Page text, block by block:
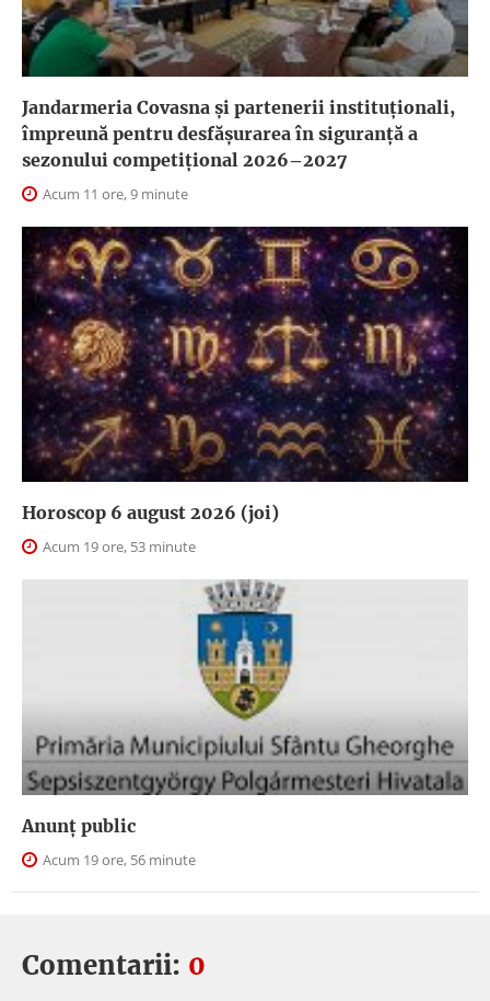
Jandarmeria Covasna și partenerii instituționali,
împreună pentru desfășurarea în siguranță a
sezonului competițional 2026–2027
Acum 11 ore, 9 minute
Horoscop 6 august 2026 (joi)
Acum 19 ore, 53 minute
Anunţ public
Acum 19 ore, 56 minute
Comentarii: 0